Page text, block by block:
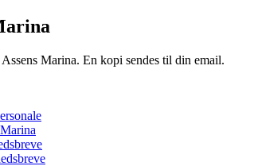
Marina. En kopi sendes til din email.